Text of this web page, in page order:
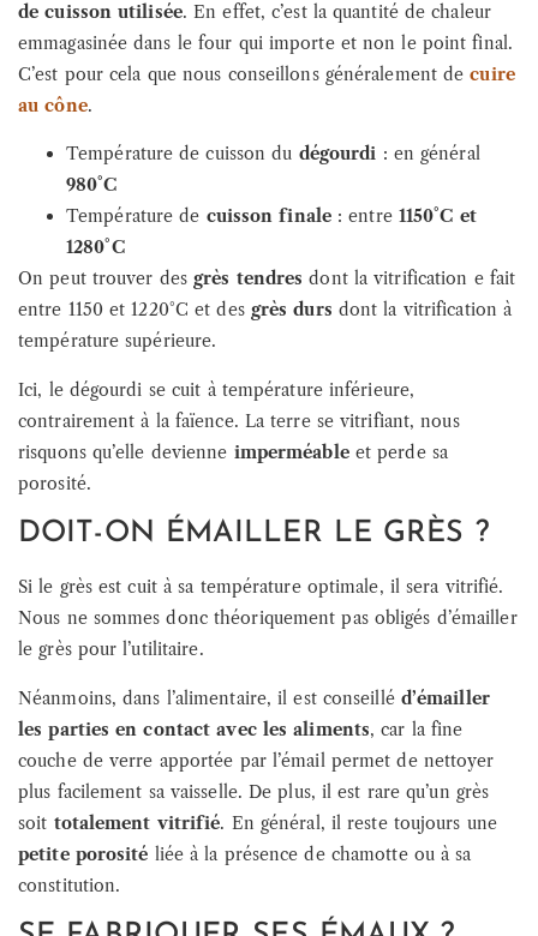
de cuisson utilisée. En effet, c’est la quantité de chaleur
emmagasinée dans le four qui importe et non le point final.
C’est pour cela que nous conseillons généralement de cuire
au cône.
Température de cuisson du dégourdi : en général
980°C
Température de cuisson finale: entre 1150°C et
1280°C
On peut trouver des grès tendres dont la vitrification e fait
entre 1150 et 1220°C et des grès durs dont la vitrification à
température supérieure.
Ici, le dégourdi se cuit à température inférieure,
contrairement à la faïence. La terre se vitrifiant, nous
risquons qu’elle devienne imperméable et perde sa
porosité.
DOIT-ON ÉMAILLER LE GRÈS ?
Si le grès est cuit à sa température optimale, il sera vitrifié.
Nous ne sommes donc théoriquement pas obligés d’émailler
le grès pour l’utilitaire.
Néanmoins, dans l’alimentaire, il est conseillé d’émailler
les parties en contact avec les aliments, car la fine
couche de verre apportée par l’émail permet de nettoyer
plus facilement sa vaisselle. De plus, il est rare qu’un grès
soit totalement vitrifié. En général, il reste toujours une
petite porosité liée à la présence de chamotte ou à sa
constitution.